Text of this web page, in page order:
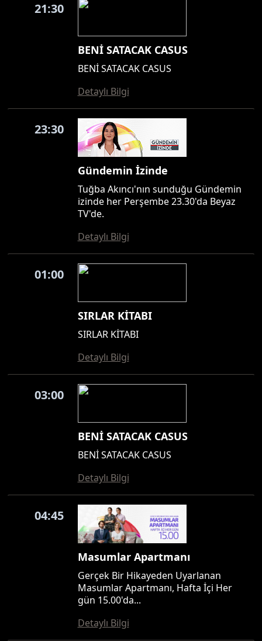
21:30
BENİ SATACAK CASUS
BENİ SATACAK CASUS
Detaylı Bilgi
23:30
Gündemin İzinde
Tuğba Akıncı'nın sunduğu Gündemin
izinde her Perşembe 23.30'da Beyaz
TV'de.
Detaylı Bilgi
01:00
SIRLAR KİTABI
SIRLAR KİTABI
Detaylı Bilgi
03:00
BENİ SATACAK CASUS
BENİ SATACAK CASUS
Detaylı Bilgi
04:45
Masumlar Apartmanı
Gerçek Bir Hikayeden Uyarlanan
Masumlar Apartmanı, Hafta İçi Her
gün 15.00'da...
Detaylı Bilgi